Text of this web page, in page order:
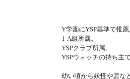
Y学園にYSP基準で推薦
1-A組所属。
YSPクラブ所属。
YSPウォッチの持ち主
幼い頃から妖怪や霊な